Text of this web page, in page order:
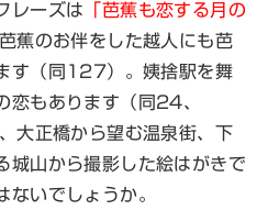
レーズは 「芭蕉も恋する月の
蕉のお伴をした越人にも芭
す（同127）。姨捨駅を舞
恋もあります（同24、
大正橋から望む温泉街、下
城山から撮影した絵はがきで
ないでしょうか。